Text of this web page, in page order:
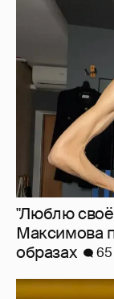
"Люблю
Максимова